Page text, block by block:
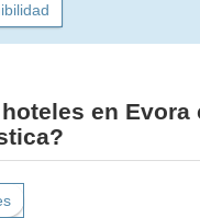
en Evora